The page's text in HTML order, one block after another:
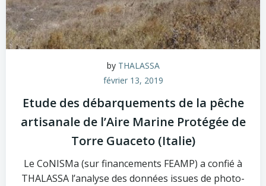
by THALASSA
février 13, 2019
Etude des débarquements de la pêche
artisanale de l’Aire Marine Protégée de
Torre Guaceto (Italie)
Le CoNISMa (sur financements FEAMP) a confié à
THALASSA l’analyse des données issues de photo-